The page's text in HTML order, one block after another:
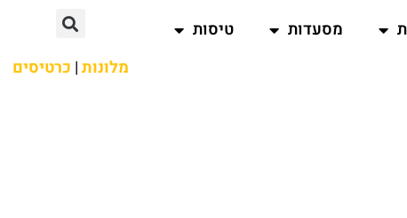
מסעדות
טיסות
מלונות| כרטיסים